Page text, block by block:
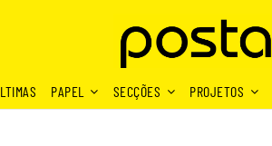
PAPEL SECÇÕES PROJETOS